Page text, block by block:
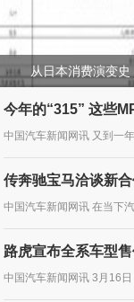
从日本消费演变
今年的“315” 这些
中国汽车新闻网讯 又到一
全国消协组织受理汽车产
显示，2018年全国...
传奔驰宝马洽谈新
中国汽车新闻网讯 在当下
年前，雷诺、日产、三菱
他车企...
路虎宣布全系车型
中国汽车新闻网讯 3月16